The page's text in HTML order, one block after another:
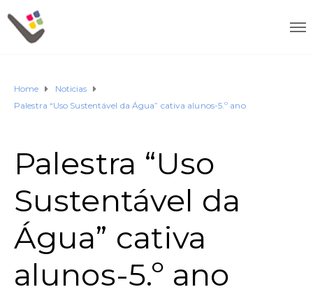
Home
Noticias
Palestra “Uso Sustentável da Água” cativa alunos-5.º ano
Palestra “Uso
Sustentável da
Água” cativa
alunos-5.º ano